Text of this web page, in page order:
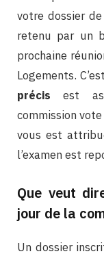
votre dossier
retenu par un
prochaine
Logements.
précis est
commission
vous est
l’examen est
Que veut
jour de la
Un dossier